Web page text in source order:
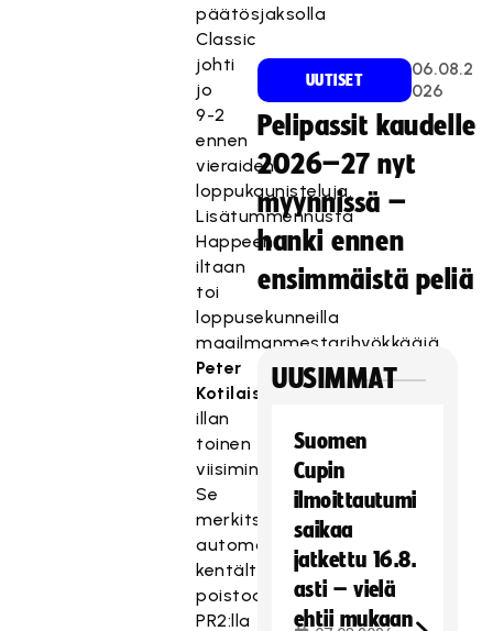
päätösjaksolla
Classic
johti
jo
9-2
ennen
vieraiden
loppukaunisteluja.
Lisätummennusta
Happeen
iltaan
toi
loppusekunneilla
maailmanmestarihyökkääjä
Peter
Kotilaisen
illan
toinen
viisiminuuttinen.
Se
merkitsi
automaattista
kentältä
poistoa
PR2:lla
UUTISET
06.08.2
026
Pelipassit kaudelle
2026–27 nyt
myynnissä –
hanki ennen
ensimmäistä peliä
UUSIMMAT
Suomen
Cupin
ilmoittautumi
saikaa
jatkettu 16.8.
asti – vielä
ehtii mukaan